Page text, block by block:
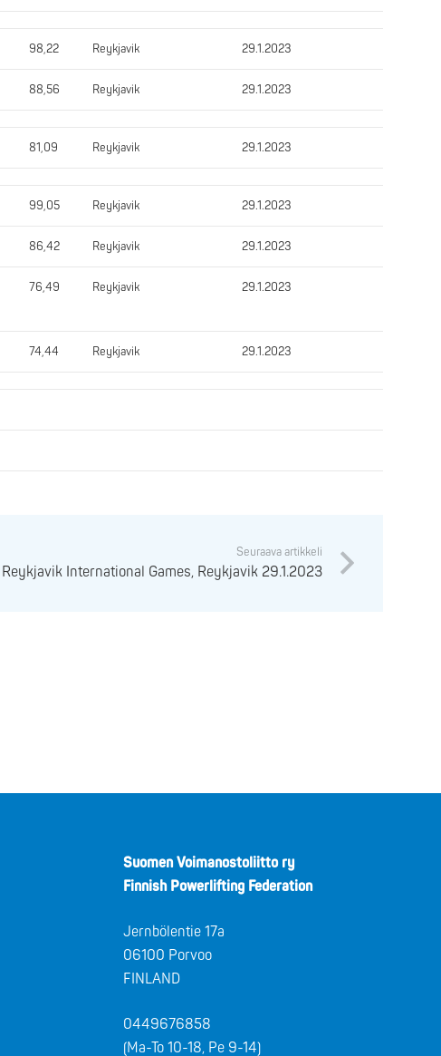
98,22 Reykjavik 29.1.2023
88,56 Reykjavik 29.1.2023
81,09 Reykjavik 29.1.2023
99,05 Reykjavik 29.1.2023
86,42 Reykjavik 29.1.2023
76,49 Reykjavik 29.1.2023
74,44 Reykjavik 29.1.2023
Seuraava artikkeli
Reykjavik International Games, Reykjavik 29.1.2023
Suomen Voimanostoliitto ry
Finnish Powerlifting Federation
Jernbölentie 17a
06100 Porvoo
FINLAND
0449676858
(Ma-To 10-18, Pe 9-14)